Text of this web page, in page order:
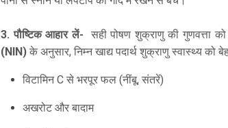
3.पौष्टिक आहार लें- सही पोषण शुक्राणु की गुणवत्ता
(NIN) के अनुसार, निम्न खाद्य पदार्थ शुक्राणु स्वास्थ्य को
विटामिन C से भरपूर फल (नींबू, संतरें)
अखरोट और बादाम